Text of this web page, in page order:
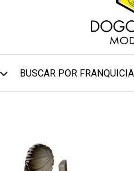
BUSCAR POR FRANQUICIA